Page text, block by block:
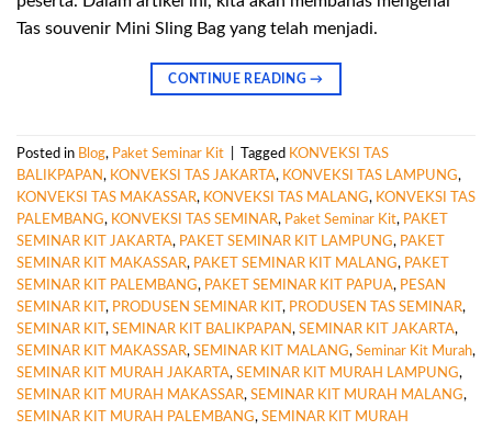
Tas souvenir Mini Sling Bag yang telah menjadi.
CONTINUE READING→
Posted in Blog, Paket Seminar Kit Tagged KONVEKSI TAS
BALIKPAPAN, KONVEKSI TAS JAKARTA, KONVEKSI TAS LAMPUNG,
KONVEKSI TAS MAKASSAR, KONVEKSI TAS MALANG, KONVEKSI TAS
PALEMBANG, KONVEKSI TAS SEMINAR, Paket Seminar Kit, PAKET
SEMINAR KIT JAKARTA, PAKET SEMINAR KIT LAMPUNG, PAKET
SEMINAR KIT MAKASSAR, PAKET SEMINAR KIT MALANG, PAKET
SEMINAR KIT PALEMBANG, PAKET SEMINAR KIT PAPUA, PESAN
SEMINAR KIT , PRODUSEN SEMINAR KIT , PRODUSEN TAS SEMINAR,
SEMINAR KIT , SEMINAR KIT BALIKPAPAN, SEMINAR KIT JAKARTA,
SEMINAR KIT MAKASSAR, SEMINAR KIT MALANG, Seminar Kit Murah,
SEMINAR KIT MURAH JAKARTA, SEMINAR KIT MURAH LAMPUNG,
SEMINAR KIT MURAH MAKASSAR, SEMINAR KIT MURAH MALANG,
SEMINAR KIT MURAH PALEMBANG, SEMINAR KIT MURAH